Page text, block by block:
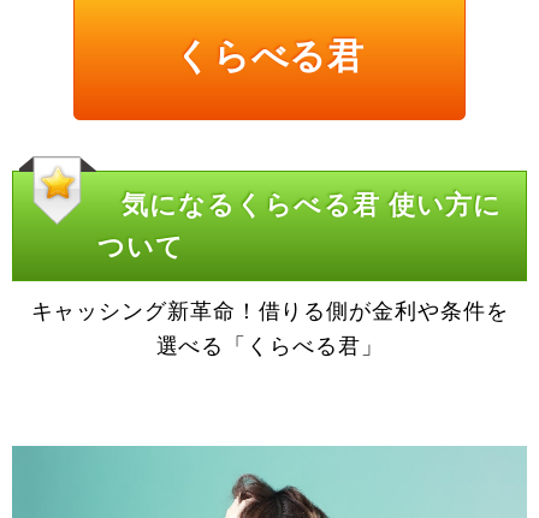
くらべる君
気になるくらべる君 使い方に
ついて
キャッシング新革命！借りる側が金利や条件を
選べる「くらべる君」